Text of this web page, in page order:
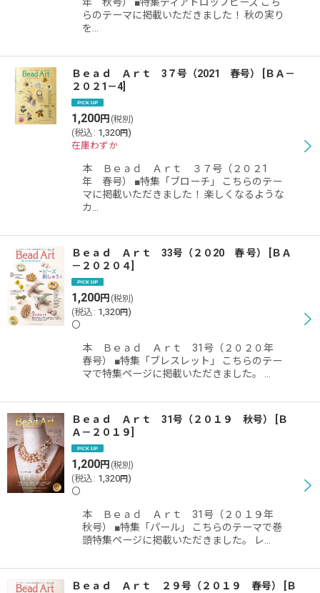
らのテーマに掲載いただきました！ 秋の実り
を…
Ｂｅａｄ Ａｒｔ 3７号（2021 春号）
ＢＡ－
２０２1－4
1,200円 (税別)
(税込 : 1,320円)
在庫わずか
本 Ｂｅａｄ Ａｒｔ ３７号（２０２1
年 春号） ■特集「ブローチ」 こちらのテー
マに掲載いただきました！ 楽しくなるような
カ…
Ｂｅａｄ Ａｒｔ 33号（２０20 春 号）
ＢＡ
－２０２０４
1,200円 (税別)
(税込 : 1,320円)
〇
本 Ｂｅａｄ Ａｒｔ 31号（２０２０年
春号） ■特集「ブレスレット」 こちらのテー
マで特集ページに掲載いただきました。 …
Ｂｅａｄ Ａｒｔ 31号（２０１９ 秋号）
Ｂ
Ａ－２０１９
1,200円 (税別)
(税込 : 1,320円)
〇
本 Ｂｅａｄ Ａｒｔ 31号（２０１９年
秋号） ■特集「パール」 こちらのテーマで巻
頭特集ページに掲載いただきました。 レ…
Ｂｅａｄ Ａｒｔ ２９号（２０１９ 春号）
Ｂ